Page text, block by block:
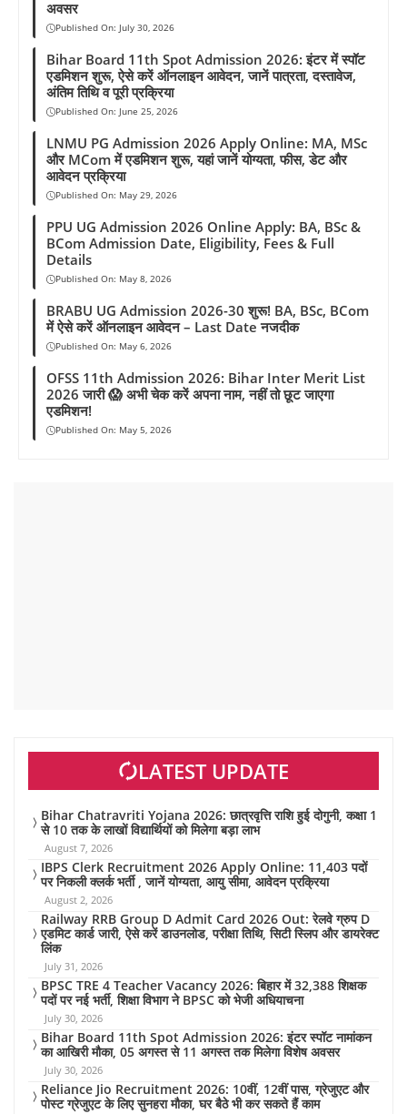
अवसर
Published On: July 30, 2026
Bihar Board 11th Spot Admission 2026: इंटर में स्पॉट
एडमिशन शुरू, ऐसे करें ऑनलाइन आवेदन, जानें पात्रता, दस्तावेज,
अंतिम तिथि व पूरी प्रक्रिया
Published On: June 25, 2026
LNMU PG Admission 2026 Apply Online: MA, MSc
और MCom में एडमिशन शुरू, यहां जानें योग्यता, फीस, डेट और
आवेदन प्रक्रिया
Published On: May 29, 2026
PPU UG Admission 2026 Online Apply: BA, BSc &
BCom Admission Date, Eligibility, Fees & Full
Details
Published On: May 8, 2026
BRABU UG Admission 2026-30 शुरू! BA, BSc, BCom
में ऐसे करें ऑनलाइन आवेदन – Last Date नजदीक
Published On: May 6, 2026
OFSS 11th Admission 2026: Bihar Inter Merit List
2026 जारी 😱 अभी चेक करें अपना नाम, नहीं तो छूट जाएगा
एडमिशन!
Published On: May 5, 2026
LATEST UPDATE
Bihar Chatravriti Yojana 2026: छात्रवृत्ति राशि हुई दोगुनी, कक्षा 1
से 10 तक के लाखों विद्यार्थियों को मिलेगा बड़ा लाभ
August 7, 2026
IBPS Clerk Recruitment 2026 Apply Online: 11,403 पदों
पर निकली क्लर्क भर्ती , जानें योग्यता, आयु सीमा, आवेदन प्रक्रिया
August 2, 2026
Railway RRB Group D Admit Card 2026 Out: रेलवे ग्रुप D
एडमिट कार्ड जारी, ऐसे करें डाउनलोड, परीक्षा तिथि, सिटी स्लिप और डायरेक्ट
लिंक
July 31, 2026
BPSC TRE 4 Teacher Vacancy 2026: बिहार में 32,388 शिक्षक
पदों पर नई भर्ती, शिक्षा विभाग ने BPSC को भेजी अधियाचना
July 30, 2026
Bihar Board 11th Spot Admission 2026: इंटर स्पॉट नामांकन
का आखिरी मौका, 05 अगस्त से 11 अगस्त तक मिलेगा विशेष अवसर
July 30, 2026
Reliance Jio Recruitment 2026: 10वीं, 12वीं पास, ग्रेजुएट और
पोस्ट ग्रेजुएट के लिए सुनहरा मौका, घर बैठे भी कर सकते हैं काम